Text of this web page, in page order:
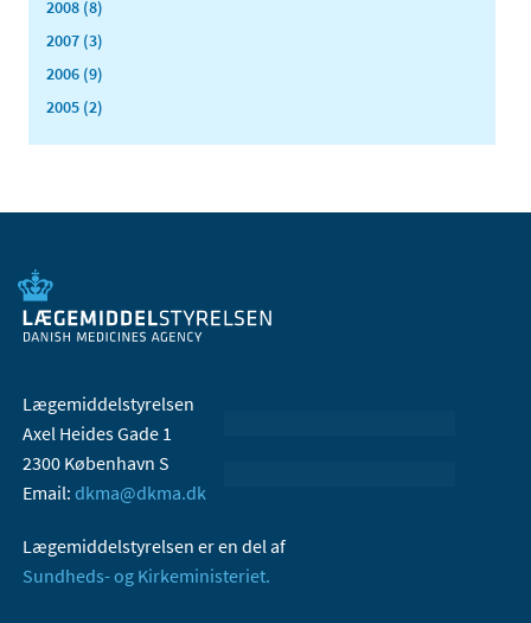
2008 (8)
2007 (3)
2006 (9)
2005 (2)
Lægemiddelstyrelsen
Axel Heides Gade 1
2300 København S
Email: dkma@dkma.dk
Lægemiddelstyrelsen er en del af
Sundheds- og Kirkeministeriet.